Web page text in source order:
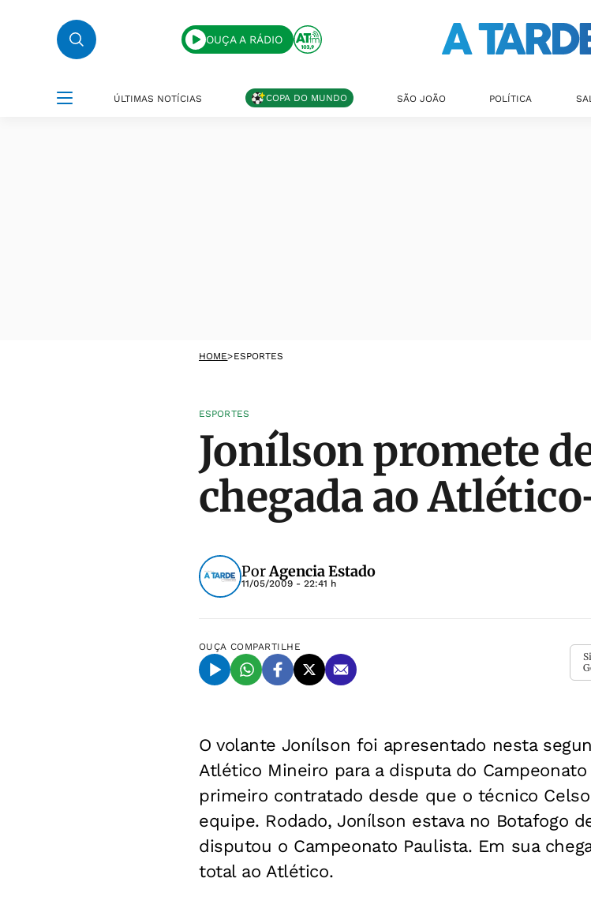
OUÇA A RÁDIO
ÚLTIMAS NOTÍCIAS COPA DO MUNDO SÃO JOÃO POLÍTICA
HOME>ESPORTES
ESPORTES
Jonílson promete
chegada ao
PorAgencia Estado
11/05/2009 - 22:41 h
OUÇA COMPARTILHE
O volante Jonílson foi apresentado nesta
Atlético Mineiro para a disputa do
primeiro contratado desde que o técnico
equipe. Rodado, Jonílson estava no Botafogo
disputou o Campeonato Paulista. Em sua
total ao Atlético.